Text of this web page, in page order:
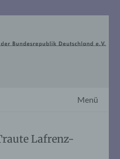
Menü
Lafrenz-